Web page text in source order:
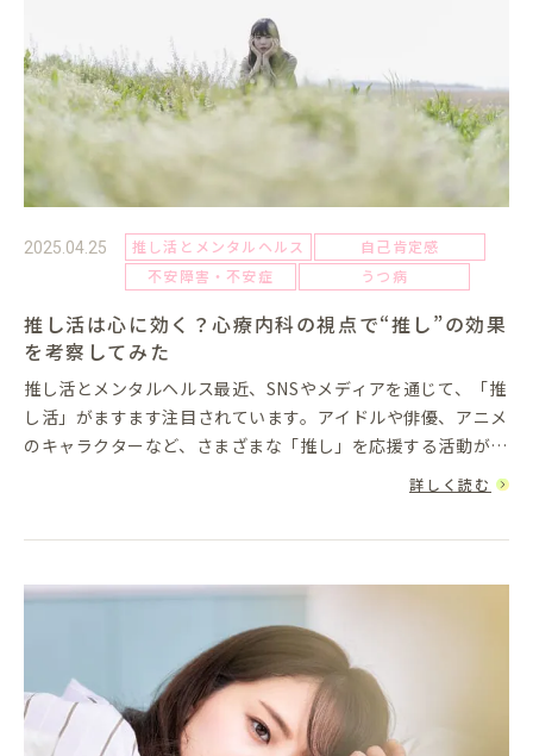
2025.04.25 推し活とメンタルヘルス
自己肯定感
不安障害・不安症
うつ病
推し活は心に効く？心療内科の視点で“推し”の効果
を考察してみた
推し活とメンタルヘルス最近、SNSやメディアを通じて、「推
し活」がますます注目されています。アイドルや俳優、アニメ
のキャラクターなど、さまざまな「推し」を応援する活動が、
心の癒しや生きる力になると感じる人も多いでしょう。しか
詳しく読む